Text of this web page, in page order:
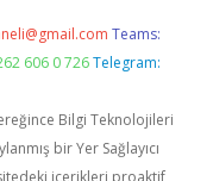
Teams:
606 0 726 Telegram:
Bilgi Teknolojileri
bir Yer Sağlayıcı
içerikleri proaktif